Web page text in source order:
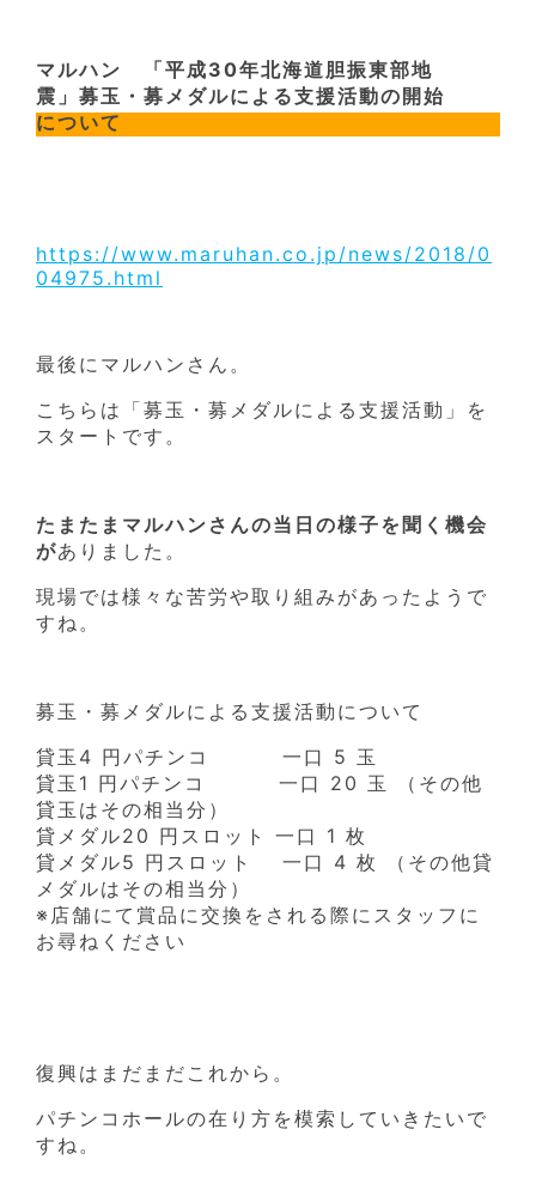
マルハン 「平成30年北海道胆振東部地
震」募玉・募メダルによる支援活動の開始
について
https://www.maruhan.co.jp/news/2018/0
04975.html
最後にマルハンさん。
こちらは「募玉・募メダルによる支援活動」を
スタートです。
たまたまマルハンさんの当日の様子を聞く機会
がありました。
現場では様々な苦労や取り組みがあったようで
すね。
募玉・募メダルによる支援活動について
貸玉4 円パチンコ 一口 5 玉
貸玉1 円パチンコ 一口 20 玉 （その他
貸玉はその相当分）
貸メダル20 円スロット 一口 1 枚
貸メダル5 円スロット 一口 4 枚 （その他貸
メダルはその相当分）
※店舗にて賞品に交換をされる際にスタッフに
お尋ねください
復興はまだまだこれから。
パチンコホールの在り方を模索していきたいで
すね。